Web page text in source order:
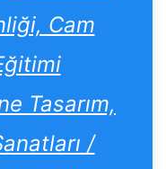
Cam
Tasarım,
/